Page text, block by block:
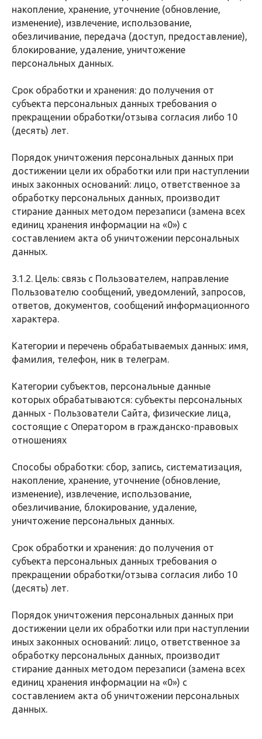
накопление, хранение, уточнение (обновление,
изменение), извлечение, использование,
обезличивание, передача (доступ, предоставление),
блокирование, удаление, уничтожение
персональных данных.
Срок обработки и хранения: до получения от
субъекта персональных данных требования о
прекращении обработки/отзыва согласия либо 10
(десять) лет.
Порядок уничтожения персональных данных при
достижении цели их обработки или при наступлении
иных законных оснований: лицо, ответственное за
обработку персональных данных, производит
стирание данных методом перезаписи (замена всех
единиц хранения информации на «0») с
составлением акта об уничтожении персональных
данных.
3.1.2. Цель: связь с Пользователем, направление
Пользователю сообщений, уведомлений, запросов,
ответов, документов, сообщений информационного
характера.
Категории и перечень обрабатываемых данных: имя,
фамилия, телефон, ник в телеграм.
Категории субъектов, персональные данные
которых обрабатываются: субъекты персональных
данных - Пользователи Сайта, физические лица,
состоящие с Оператором в гражданско-правовых
отношениях
Способы обработки: сбор, запись, систематизация,
накопление, хранение, уточнение (обновление,
изменение), извлечение, использование,
обезличивание, блокирование, удаление,
уничтожение персональных данных.
Срок обработки и хранения: до получения от
субъекта персональных данных требования о
прекращении обработки/отзыва согласия либо 10
(десять) лет.
Порядок уничтожения персональных данных при
достижении цели их обработки или при наступлении
иных законных оснований: лицо, ответственное за
обработку персональных данных, производит
стирание данных методом перезаписи (замена всех
единиц хранения информации на «0») с
составлением акта об уничтожении персональных
данных.